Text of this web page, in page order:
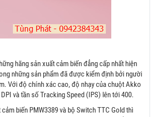
hãng sản xuất cảm biến đẳng cấp nhất hiện
những sản phẩm đã được kiểm định bởi người
Với độ chính xác cao, độ nhạy của chuột Akko
và tần số Tracking Speed (IPS) lên tới 400.
biến PMW3389 và bộ Switch TTC Gold thì